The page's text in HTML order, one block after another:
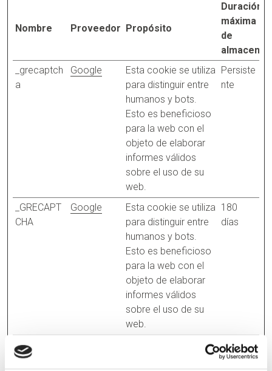
Nombre Proveedor Propósito
Duración
máxima
de
_grecaptch
a
Google
Esta cookie se utiliza
para distinguir entre
humanos y bots.
Esto es beneficioso
para la web con el
objeto de elaborar
informes válidos
sobre el uso de su
web.
Persiste
nte
_GRECAPT
CHA
Google
Esta cookie se utiliza
para distinguir entre
humanos y bots.
Esto es beneficioso
para la web con el
objeto de elaborar
informes válidos
sobre el uso de su
web.
180
días
CookieCon
sent
Almacena el estado
1 año